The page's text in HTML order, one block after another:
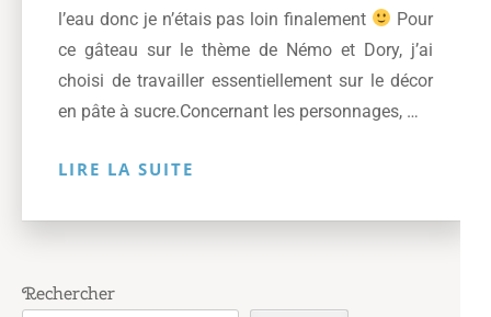
l’eau donc je n’étais pas loin finalement
Pour
ce gâteau sur le thème de Némo et Dory, j’ai
choisi de travailler essentiellement sur le décor
en pâte à sucre.Concernant les personnages, …
LIRE LA SUITE
Rechercher